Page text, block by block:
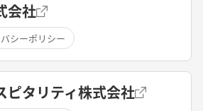
会社
シーポリシー
ピタリティ株式会社